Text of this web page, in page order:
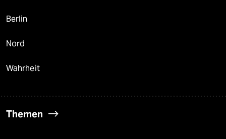
Berlin
Nord
Wahrheit
Themen